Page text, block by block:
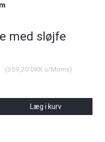
med sløjfe
(359,20 DKK u/Moms)
Læg i kurv